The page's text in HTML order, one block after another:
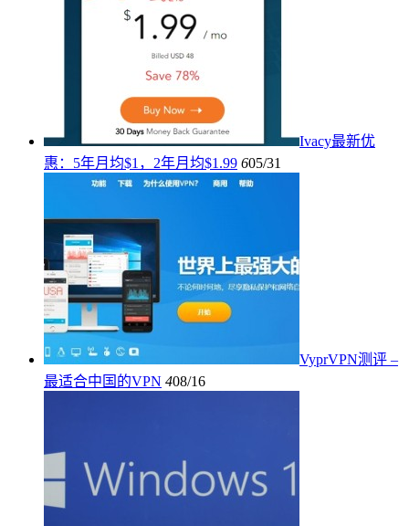
Ivacy最新优
惠：5年月均$1，2年月均$1.99 605/31
VyprVPN测评 –
最适合中国的VPN 408/16